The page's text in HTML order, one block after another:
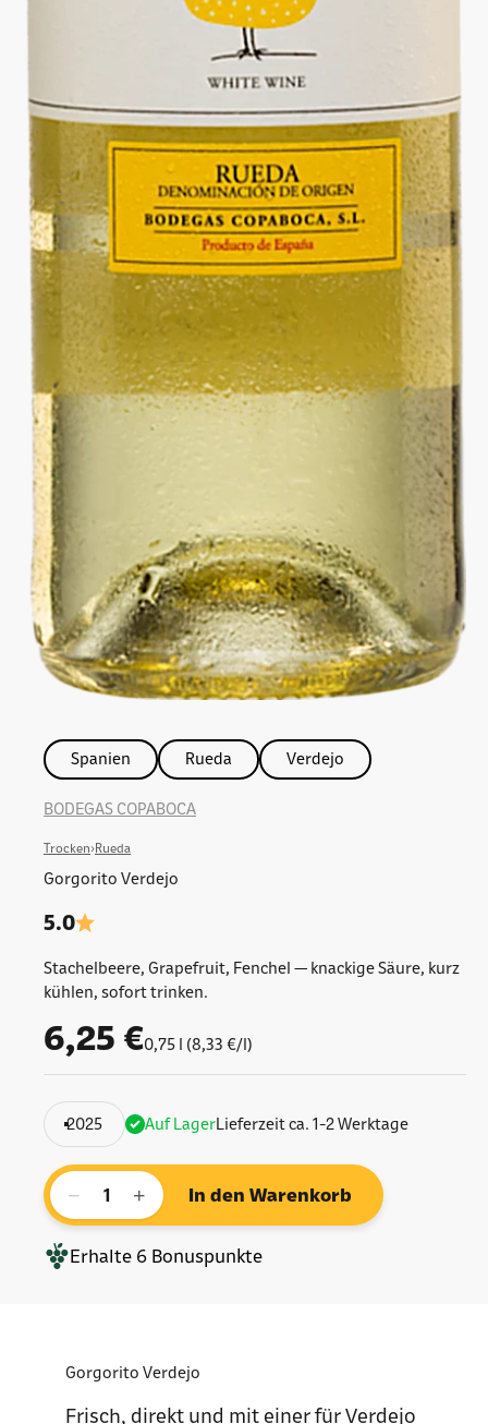
Spanien Rueda Verdejo
BODEGAS COPABOCA
Trocken›Rueda
Gorgorito Verdejo
5.0
Stachelbeere, Grapefruit, Fenchel — knackige Säure, kurz
kühlen, sofort trinken.
Angebot
6,25 €0,75 l (8,33 €/l)
2025 Auf LagerLieferzeit ca. 1-2 Werktage
− + In den Warenkorb
Erhalte 6 Bonuspunkte
Gorgorito Verdejo
Frisch, direkt und mit einer für Verdejo